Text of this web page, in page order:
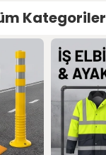
Kategoriler